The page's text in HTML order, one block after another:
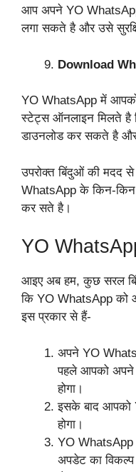
आप अपने YO WhatsApp
लगा सकते है और उसे
Download
YO WhatsApp में
स्टेट्स ऑनलाइन मिलते है
डाउनलोड कर सकते है
उपरोक्त बिंदुओं की मदद
WhatsApp के किन-किन
कर सते है।
YO
आइए अब हम, कुछ सरल
कि YO WhatsApp
इस प्रकार से हैं-
अपने YO
पहले आपको अपने
होगा।
इसके बाद आपको
होगा।
YO
अपडेट का